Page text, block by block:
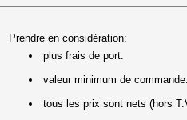
Prendre en considération:
plus frais de port.
valeur minimum de
tous les prix sont nets (hors